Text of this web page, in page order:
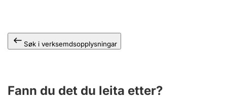
Søk i verksemdsopplysningar
Fann du det du leita etter?